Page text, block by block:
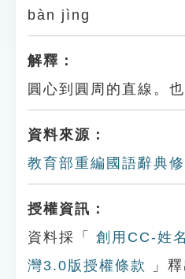
bàn jìng
解釋：
圓心到圓周的直線。
資料來源：
教育部重編國語辭典
授權資訊：
資料採「
創用CC-姓
灣3.0版授權條款
」釋